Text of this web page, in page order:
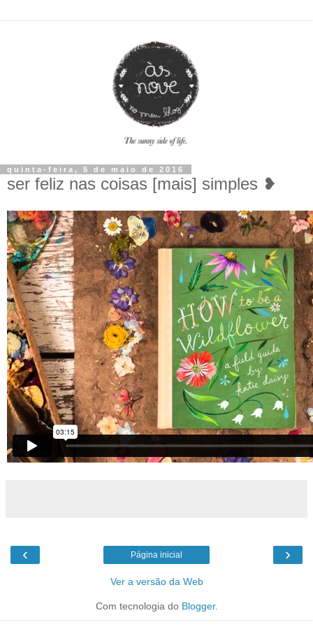
quinta-feira, 5 de maio de 2016
ser feliz nas coisas [mais] simples ❥
‹ ›
Página inicial
Ver a versão da Web
Com tecnologia do Blogger.